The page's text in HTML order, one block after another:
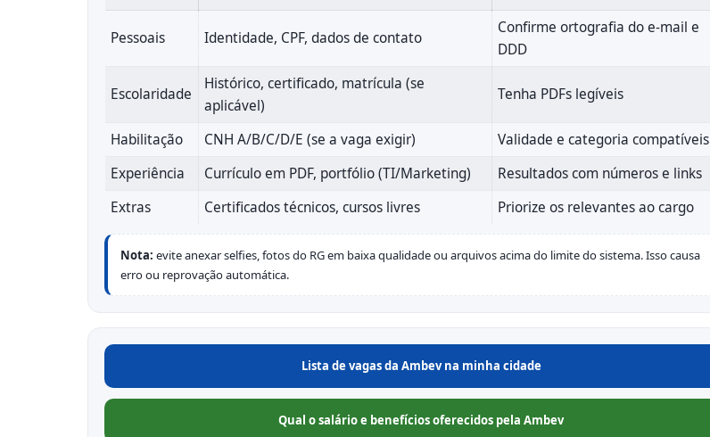
Pessoais Identidade, CPF, dados de contato
Confirme ortografia do e-mail e
DDD
Escolaridade
Histórico, certificado, matrícula (se
aplicável)
Tenha PDFs legíveis
Habilitação CNH A/B/C/D/E (se a vaga exigir)
Validade e categoria compatíveis
Experiência
Currículo em PDF, portfólio (TI/Marketing)
Resultados com números e links
Extras
Certificados técnicos, cursos livres Priorize os relevantes ao cargo
Nota: evite anexar selfies, fotos do RG em baixa qualidade ou arquivos acima do limite do sistema. Isso causa
erro ou reprovação automática.
Lista de vagas da Ambev na minha cidade
Qual o salário e benefícios oferecidos pela Ambev